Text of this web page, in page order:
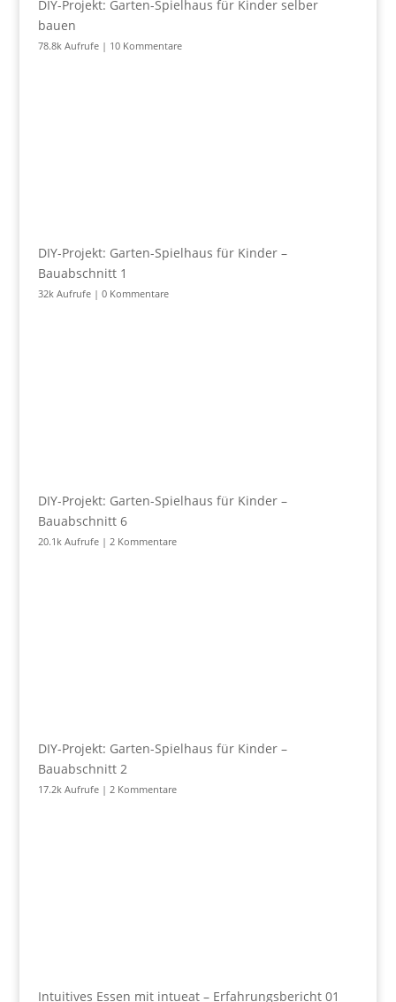
DIY-Projekt: Garten-Spielhaus für Kinder selber
bauen
78.8k Aufrufe| 10 Kommentare
DIY-Projekt: Garten-Spielhaus für Kinder –
Bauabschnitt 1
32k Aufrufe| 0 Kommentare
DIY-Projekt: Garten-Spielhaus für Kinder –
Bauabschnitt 6
20.1k Aufrufe| 2 Kommentare
DIY-Projekt: Garten-Spielhaus für Kinder –
Bauabschnitt 2
17.2k Aufrufe| 2 Kommentare
Intuitives Essen mit intueat – Erfahrungsbericht 01